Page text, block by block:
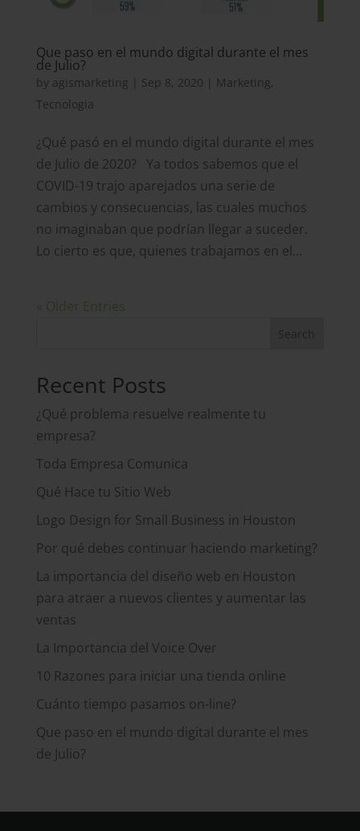
Que paso en el mundo digital durante el mes
de Julio?
by agismarketing Sep 8, 2020 Marketing,
Tecnologia
¿Qué pasó en el mundo digital durante el mes
de Julio de 2020? Ya todos sabemos que el
COVID-19 trajo aparejados una serie de
cambios y consecuencias, las cuales muchos
no imaginaban que podrían llegar a suceder.
Lo cierto es que, quienes trabajamos en el...
« Older Entries
Recent Posts
¿Qué problema resuelve realmente tu
empresa?
Toda Empresa Comunica
Qué Hace tu Sitio Web
Logo Design for Small Business in Houston
Por qué debes continuar haciendo marketing?
La importancia del diseño web en Houston
para atraer a nuevos clientes y aumentar las
ventas
La Importancia del Voice Over
10 Razones para iniciar una tienda online
Cuánto tiempo pasamos on-line?
Que paso en el mundo digital durante el mes
de Julio?